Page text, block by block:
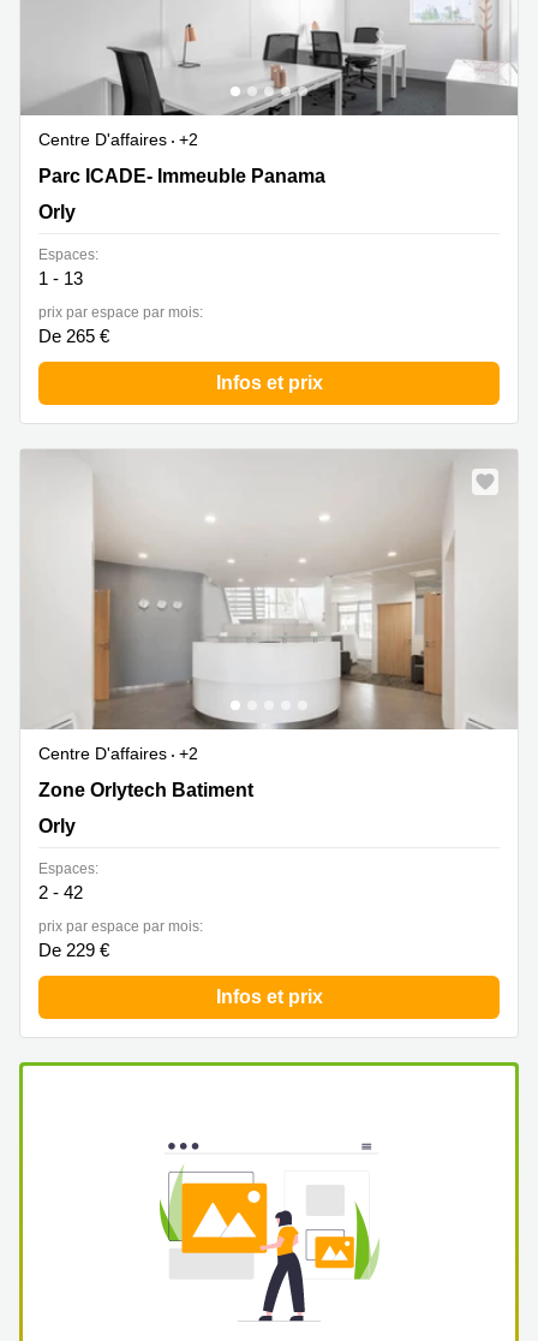
Centre D'affaires
+2
Parc ICADE- Immeuble Panama 45 Rue de Villeneuve,
Parc ICADE- Immeuble Panama
Orly
Espaces:
1 - 13
prix par espace par mois:
De 265 €
Infos et prix
Centre D'affaires
+2
Zone Orlytech Batiment 516,1 allée du commandant
Zone Orlytech Batiment
Orly
Espaces:
2 - 42
prix par espace par mois:
De 229 €
Infos et prix